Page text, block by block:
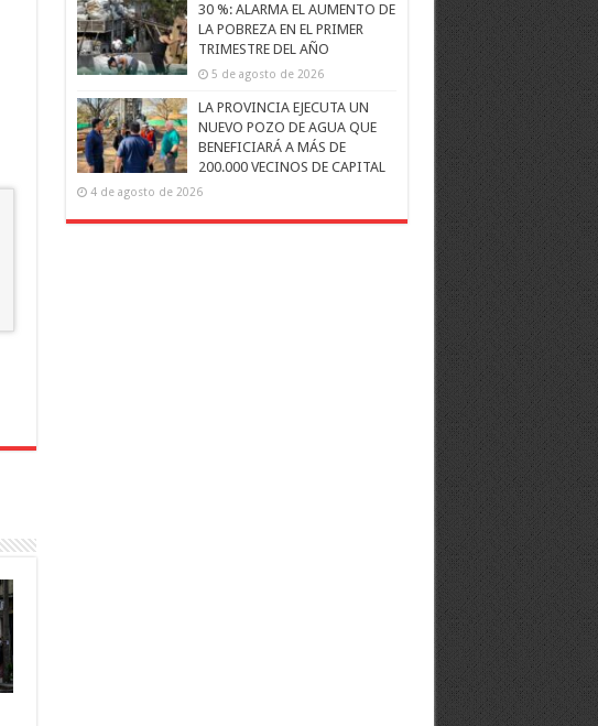
30 %: ALARMA EL AUMENTO DE
LA POBREZA EN EL PRIMER
TRIMESTRE DEL AÑO
5 de agosto de 2026
LA PROVINCIA EJECUTA UN
NUEVO POZO DE AGUA QUE
BENEFICIARÁ A MÁS DE
200.000 VECINOS DE CAPITAL
4 de agosto de 2026